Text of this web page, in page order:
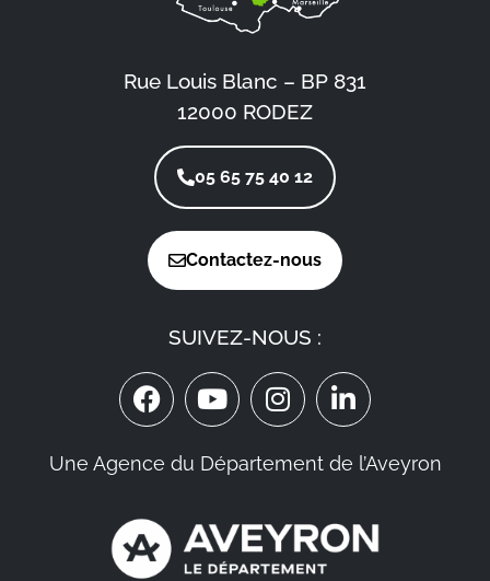
Rue Louis Blanc – BP 831
12000 RODEZ
05 65 75 40 12
Contactez-nous
SUIVEZ-NOUS :
Une Agence du Département de l’Aveyron